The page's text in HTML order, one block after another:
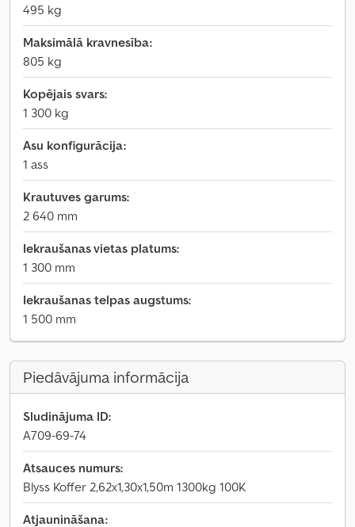
495 kg
Maksimālā kravnesība:
805 kg
Kopējais svars:
1 300 kg
Asu konfigurācija:
1 ass
Krautuves garums:
2 640 mm
Iekraušanas vietas platums:
1 300 mm
Iekraušanas telpas augstums:
1 500 mm
Piedāvājuma informācija
Sludinājuma ID:
A709-69-74
Atsauces numurs:
Blyss Koffer 2,62x1,30x1,50m 1300kg 100K
Atjaunināšana: